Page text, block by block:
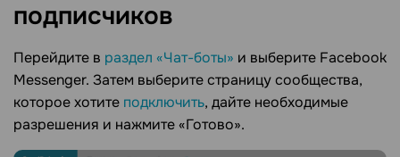
подписчиков
Перейдите в раздел «Чат-боты» и выберите Facebook
Messenger. Затем выберите страницу сообщества,
которое хотите подключить, дайте необходимые
разрешения и нажмите «Готово».